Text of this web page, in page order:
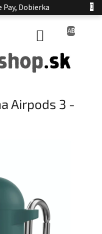
Dobierka
NÁKUPNÝ
Airpods 3 -